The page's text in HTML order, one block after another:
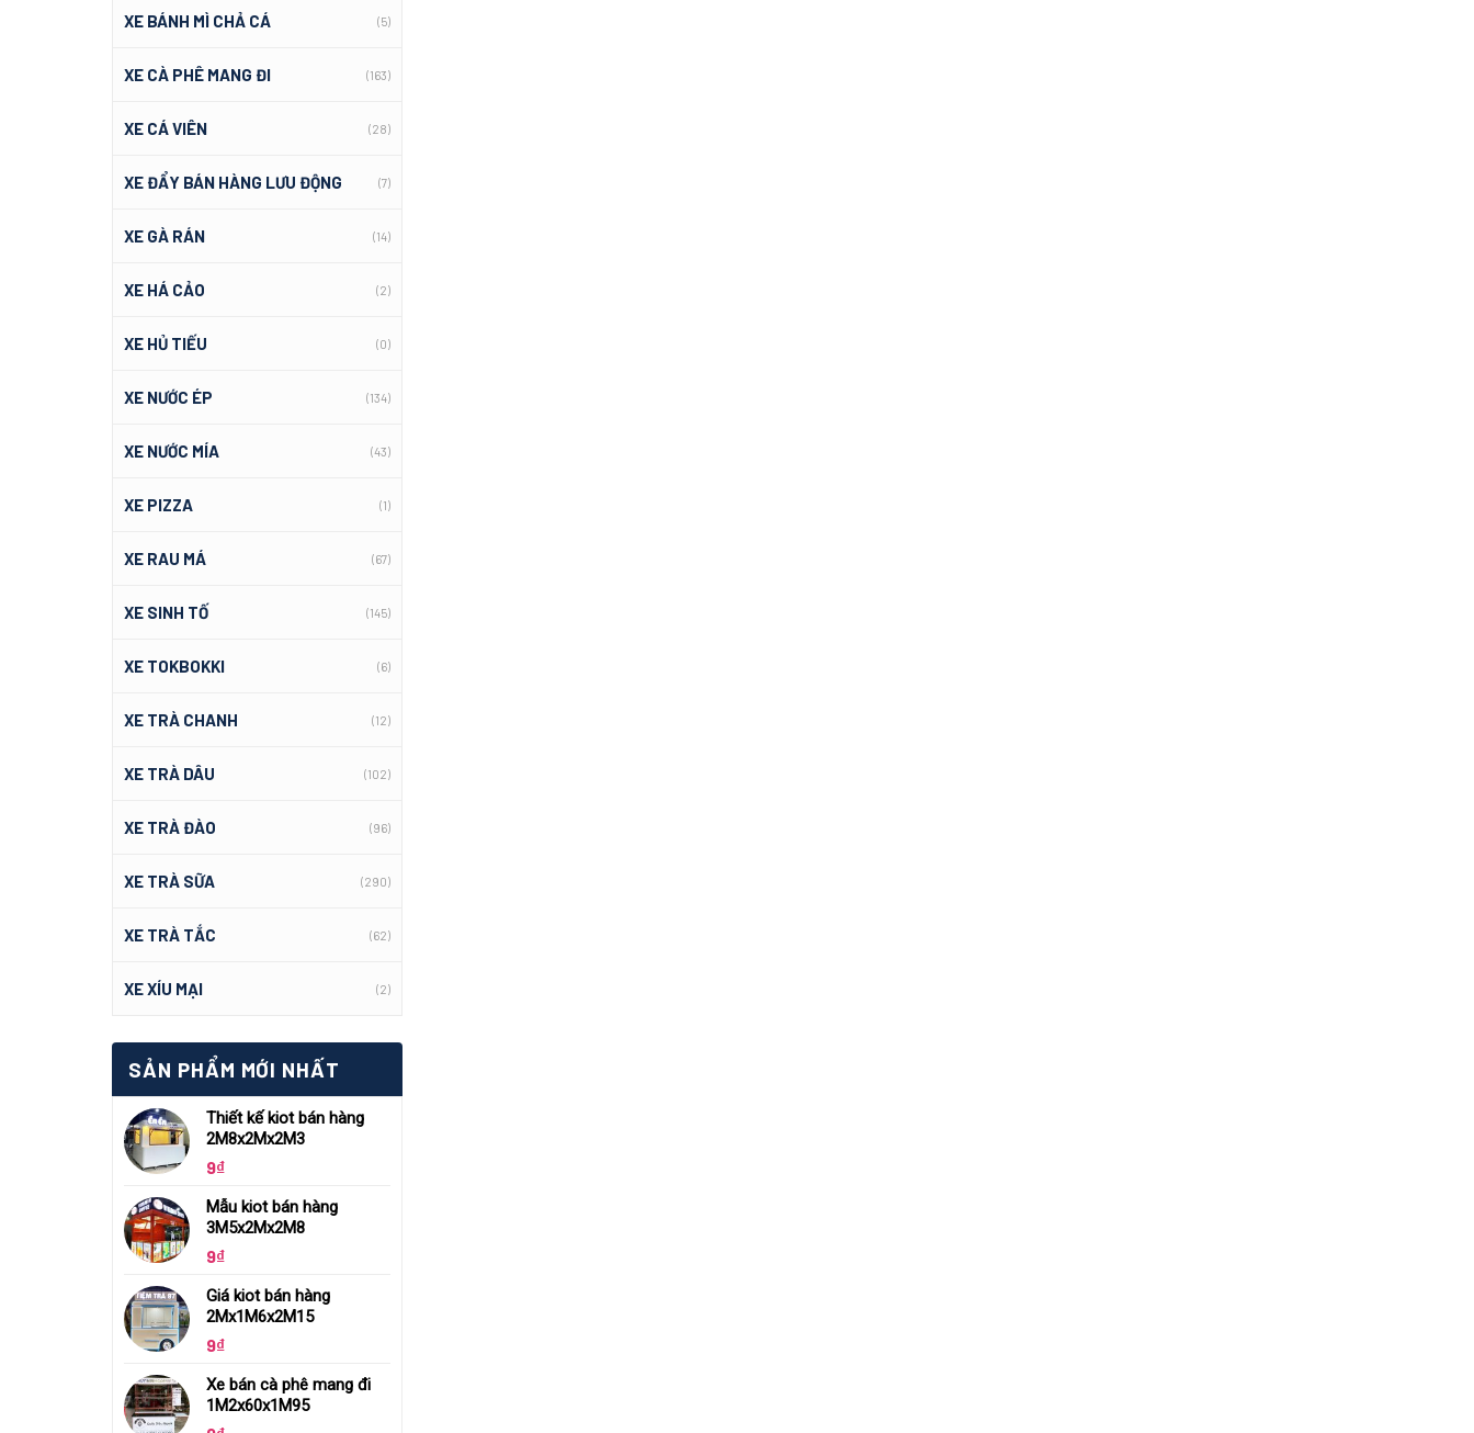
XE BÁNH MÌ CHẢ CÁ (5)
XE CÀ PHÊ MANG ĐI (163)
XE CÁ VIÊN (28)
XE ĐẨY BÁN HÀNG LƯU ĐỘNG (7)
XE GÀ RÁN (14)
XE HÁ CẢO (2)
XE HỦ TIẾU (0)
XE NƯỚC ÉP (134)
XE NƯỚC MÍA (43)
XE PIZZA (1)
XE RAU MÁ (67)
XE SINH TỐ (145)
XE TOKBOKKI (6)
XE TRÀ CHANH (12)
XE TRÀ DÂU (102)
XE TRÀ ĐÀO (96)
XE TRÀ SỮA (290)
XE TRÀ TẮC (62)
XE XÍU MẠI (2)
SẢN PHẨM MỚI NHẤT
Thiết kế kiot bán hàng
2M8x2Mx2M3
9₫
Mẫu kiot bán hàng
3M5x2Mx2M8
9₫
Giá kiot bán hàng
2Mx1M6x2M15
9₫
Xe bán cà phê mang đi
1M2x60x1M95